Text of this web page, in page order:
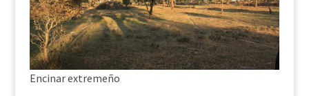
Encinar extremeño